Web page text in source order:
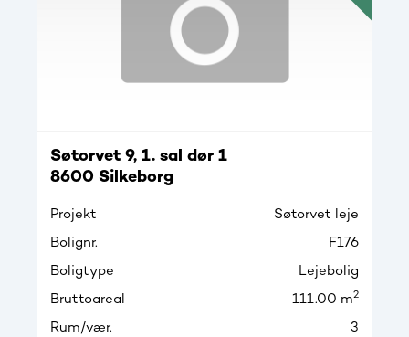
Søtorvet 9, 1. sal dør 1
8600 Silkeborg
Projekt
Søtorvet leje
Bolignr.
F176
Boligtype
Lejebolig
Bruttoareal
111.00 m2
Rum/vær.
3